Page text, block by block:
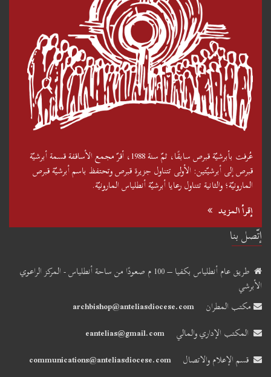
عُرفت بأبرشيّة قبرص سابقًا، ثمّ سنة 1988، أقرّ مجمع الأساقفة قسمة أبرشيّة
قبرص إلى أبرشيّتين: الأولى تتناول جزيرة قبرص وتحتفظ باسم أبرشيّة قبرص
المارونيّة؛ والثانية تتناول رعايا أبرشيّة أنطلياس المارونيّة.
إقرأ المزيد
إتّصل بنا
طريق عام أنطلياس بكفيا – 100 م صعودًا من ساحة أنطلياس - المركز الراعوي
الأبرشي
مكتب المطران
archbishop@anteliasdiocese.com
المكتب الإداري والمالي
eantelias@gmail.com
قسم الإعلام والاتصال
communications@anteliasdiocese.com